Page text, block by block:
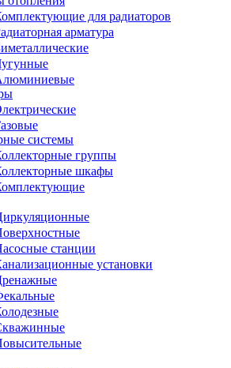
для радиаторов
арматура
системы
группы
шкафы
станции
установки